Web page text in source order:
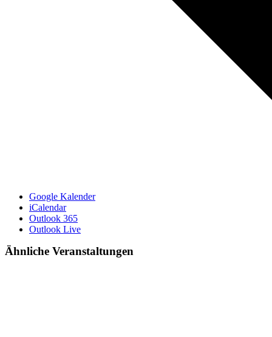
Google Kalender
iCalendar
Outlook 365
Outlook Live
Ähnliche Veranstaltungen